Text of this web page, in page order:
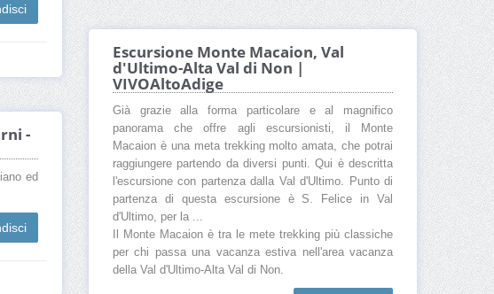
Escursione Monte Macaion, Val
d'Ultimo-Alta Val di Non |
VIVOAltoAdige
Già grazie alla forma particolare e al magnifico
panorama che offre agli escursionisti, il Monte
Macaion è una meta trekking molto amata, che potrai
raggiungere partendo da diversi punti. Qui è descritta
l'escursione con partenza dalla Val d'Ultimo. Punto di
partenza di questa escursione è S. Felice in Val
d'Ultimo, per la ...
Il Monte Macaion è tra le mete trekking più classiche
per chi passa una vacanza estiva nell'area vacanza
della Val d'Ultimo-Alta Val di Non.
-
ed